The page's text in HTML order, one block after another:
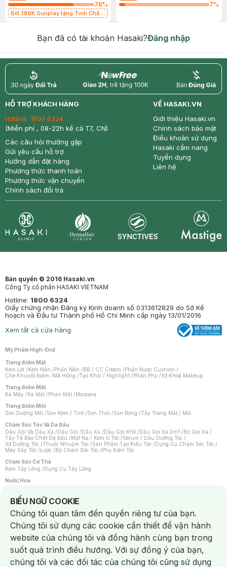
76%
Bill 199K Sunplay tặng Tinh Chất
7%
Bạn đã có tài khoản Hasaki?Đăng nhập
return nowfree price
HỖ TRỢ KHÁCH HÀNG
Hotline: 1800 6324
(Miễn phí , 08-22h kể cả T7, CN)
Các câu hỏi thường gặp
Gửi yêu cầu hỗ trợ
Hướng dẫn đặt hàng
Phương thức thanh toán
Phương thức vận chuyển
Chính sách đổi trả
VỀ HASAKI.VN
Giới thiệu Hasaki.vn
Chính sách bảo mật
Điều khoản sử dụng
Hasaki cẩm nang
Tuyển dụng
Liên hệ
Bản quyền © 2016 Hasaki.vn
Công Ty cổ phần HASAKI VIETNAM
Hotline: 1800 6324
Giấy chứng nhận Đăng ký Kinh doanh số 0313612829 do Sở Kế
hoạch và Đầu tư Thành phố Hồ Chí Minh cấp ngày 13/01/2016
Xem tất cả cửa hàng
Mỹ Phẩm High-End
Trang Điểm Mặt
Kem Lót /Kem Nền /Phấn Nền /BB / CC Cream /Phấn Nước Cushion /
Che Khuyết Điểm /Má Hồng /Tạo Khối / Highlight /Phấn Phủ /Xịt Khoá Makeup
Trang Điểm Mắt
Kẻ Mày /Kẻ Mắt /Phấn Mắt /Mascara
Trang Điểm Môi
Son Dưỡng Môi /Son Kem / Tint /Son Thỏi /Son Bóng /Tẩy Trang Mắt / Môi
Chăm Sóc Tóc Và Da Đầu
Dầu Gội Và Dầu Xả /Dầu Gội /Dầu Xả /Dầu Gội Khô /Dầu Gội Xả 2in1 /Bộ Gội Xả /
Tẩy Tế Bào Chết Da Đầu /Mặt Nạ / Kem Ủ Tóc /Serum / Dầu Dưỡng Tóc /
Xịt Dưỡng Tóc /Thuốc Nhuộm Tóc /Sản Phẩm Tạo Kiểu Tóc /Dụng Cụ Chăm Sóc Tóc /
Máy Sấy Tóc /Lược /Bộ Chăm Sóc Tóc /Phụ Kiện Tóc
Chăm Sóc Cơ Thể
Kem Tẩy Lông /Dụng Cụ Tẩy Lông
Nước Hoa
Nước Hoa Nữ
Chăm Sóc Cá Nhân
Chống Muỗi /Khẩu Trang /Máy Massage/Mặt Nạ Xông Hơi /Nước Rửa Tay/
Sản Phẩm Chăm Sóc Khác /Bàn Chải Đánh Răng /Bàn Chải Điện/
Hỗ Trợ Trắng Răng/Kem Đánh Răng /Máy Tăm Nước/ Nước Súc Miệng/
Tăm / Chỉ Nha Khoa/ Xịt Thơm Miệng / Dung Dịch Vệ Sinh/Dưỡng Vùng Kín/
Khăn Ướt Vệ Sinh Vùng Kín/Băng Vệ Sinh/Tampon/Bọt Cạo Râu /Dao Cạo Râu/
Máy Cạo Râu
Vấn Đề Về Da
Da Dầu / Lỗ Chân Lông To/ Da Khô / Mất Nước/ Da Lão Hóa/ Da Mụn/
BIỂU NGỮ COOKIE
Notice about cookies usage
Chúng tôi quan tâm đến quyền riêng tư của bạn.
Chúng tôi sử dụng các cookie cần thiết để vận hành
website của chúng tôi và đồng hành cùng bạn trong
suốt quá trình điều hướng. Với sự đồng ý của bạn,
chúng tôi và các đối tác của chúng tôi cũng sử dụng